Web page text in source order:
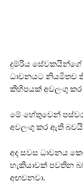
දුම්රිය සේවකයින්ගේ
ධාවනයට නියමිතව
කිහිපයක් අවලංගු කර
මේ හේතුවෙන්
අවලංගු කර ඇති බවයි
අද සවස ධාවනය
හැකියාවක් පවතින
අඟවනවා.